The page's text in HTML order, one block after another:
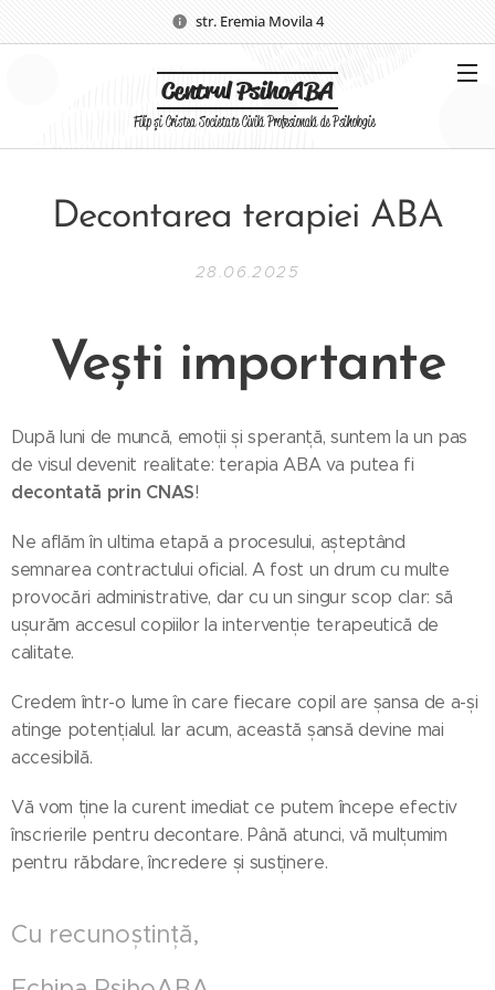
str. Eremia Movila 4
Centrul PsihoABA
Filip și Cristea Societate Civilă Profesională de Psihologie
Decontarea terapiei ABA
28.06.2025
Vești importante
După luni de muncă, emoții și speranță, suntem la un pas
de visul devenit realitate: terapia ABA va putea fi
decontată prin CNAS!
Ne aflăm în ultima etapă a procesului, așteptând
semnarea contractului oficial. A fost un drum cu multe
provocări administrative, dar cu un singur scop clar: să
ușurăm accesul copiilor la intervenție terapeutică de
calitate.
Credem într-o lume în care fiecare copil are șansa de a-și
atinge potențialul. Iar acum, această șansă devine mai
accesibilă.
Vă vom ține la curent imediat ce putem începe efectiv
înscrierile pentru decontare. Până atunci, vă mulțumim
pentru răbdare, încredere și susținere.
Cu recunoștință,